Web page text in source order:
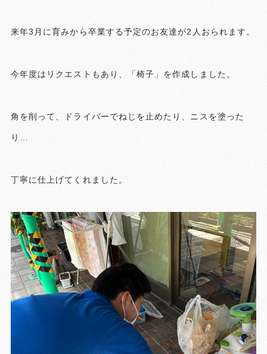
来年3月に育みから卒業する予定のお友達が2人おられます。
今年度はリクエストもあり、「椅子」を作成しました。
角を削って、ドライバーでねじを止めたり、ニスを塗った
り…
丁寧に仕上げてくれました。